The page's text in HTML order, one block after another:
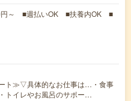
円～ ■週払いOK ■扶養内OK ■
ト≫▽具体的なお仕事は…・食事
トイレやお風呂のサポー…